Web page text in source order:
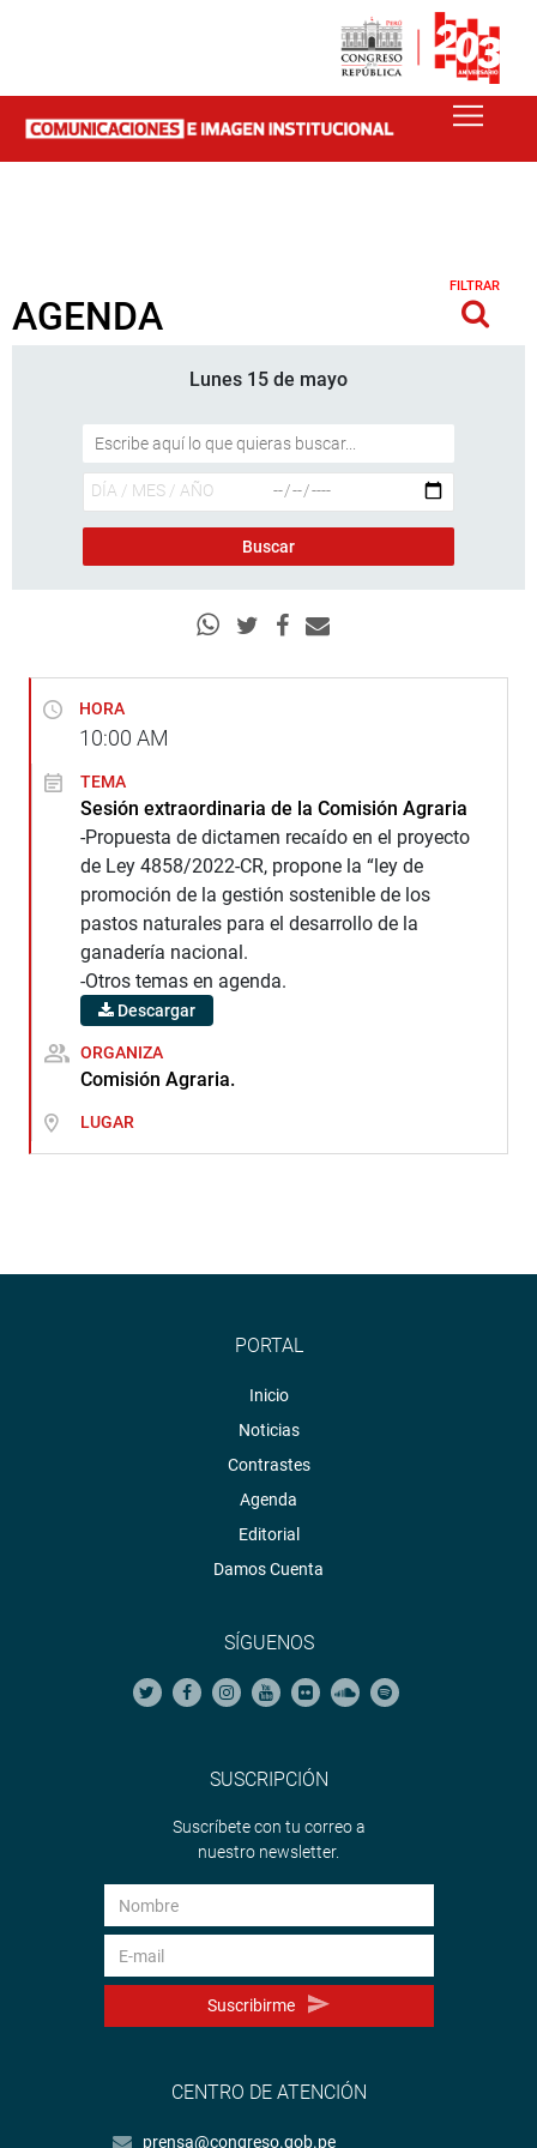
AGENDA
FILTRAR
Lunes 15 de mayo
HORA
10:00 AM
TEMA
Sesión extraordinaria de la Comisión Agraria
-Propuesta de dictamen recaído en el proyecto
de Ley 4858/2022-CR, propone la “ley de
promoción de la gestión sostenible de los
pastos naturales para el desarrollo de la
ganadería nacional.
-Otros temas en agenda.
Descargar
ORGANIZA
Comisión Agraria.
LUGAR
PORTAL
Inicio
Noticias
Contrastes
Agenda
Editorial
Damos Cuenta
SÍGUENOS
SUSCRIPCIÓN
Suscríbete con tu correo a
nuestro newsletter.
Suscribirme
CENTRO DE ATENCIÓN
prensa@congreso.gob.pe